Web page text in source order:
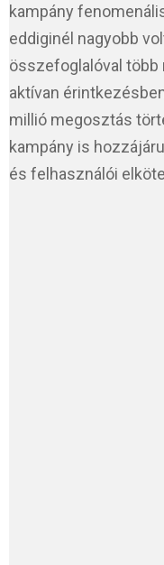
kampány
eddiginél nagyobb
összefoglalóval
aktívan
millió megosztás
kampány is
és felhasználói